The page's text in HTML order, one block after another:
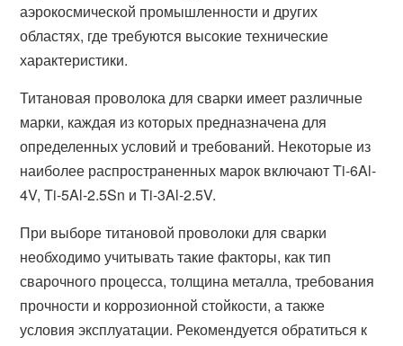
аэрокосмической промышленности и других
областях, где требуются высокие технические
характеристики.
Титановая проволока для сварки имеет различные
марки, каждая из которых предназначена для
определенных условий и требований. Некоторые из
наиболее распространенных марок включают Ti-6Al-
4V, Ti-5Al-2.5Sn и Ti-3Al-2.5V.
При выборе титановой проволоки для сварки
необходимо учитывать такие факторы, как тип
сварочного процесса, толщина металла, требования
прочности и коррозионной стойкости, а также
условия эксплуатации. Рекомендуется обратиться к